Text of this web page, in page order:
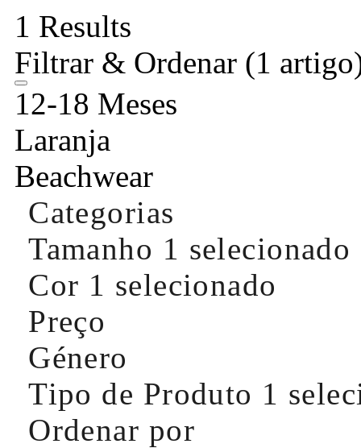
1 Results
Filtrar & Ordenar (1
12-18 Meses
Laranja
Beachwear
Categorias
Tamanho 1 selecionado
Cor 1 selecionado
Preço
Género
Tipo de Produto 1
Ordenar por